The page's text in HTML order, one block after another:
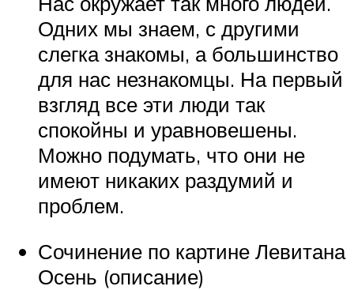
Одних мы знаем, с другими
слегка знакомы, а большинство
для нас незнакомцы. На первый
взгляд все эти люди так
спокойны и уравновешены.
Можно подумать, что они не
имеют никаких раздумий и
проблем.
Сочинение по картине Левитана
Осень (описание)